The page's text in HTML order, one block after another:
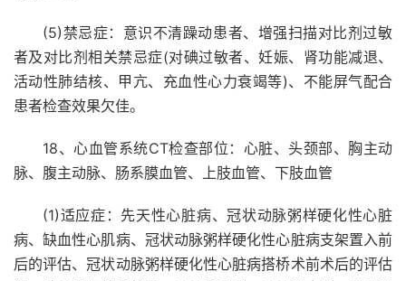
(5)禁忌症：意识不清躁动患者、增强扫描对比剂过敏
者及对比剂相关禁忌症(对碘过敏者、妊娠、肾功能减退、
活动性肺结核、甲亢、充血性心力衰竭等)、不能屏气配合
患者检查效果欠佳。
18、心血管系统CT检查部位：心脏、头颈部、胸主动
脉、腹主动脉、肠系膜血管、上肢血管、下肢血管
(1)适应症：先天性心脏病、冠状动脉粥样硬化性心脏
病、缺血性心肌病、冠状动脉粥样硬化性心脏病支架置入前
后的评估、冠状动脉粥样硬化性心脏病搭桥术前术后的评估